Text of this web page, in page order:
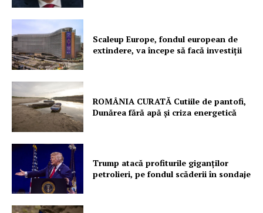
Scaleup Europe, fondul european de
extindere, va începe să facă investiții
ROMÂNIA CURATĂ Cutiile de pantofi,
Dunărea fără apă și criza energetică
Trump atacă profiturile giganților
petrolieri, pe fondul scăderii în sondaje